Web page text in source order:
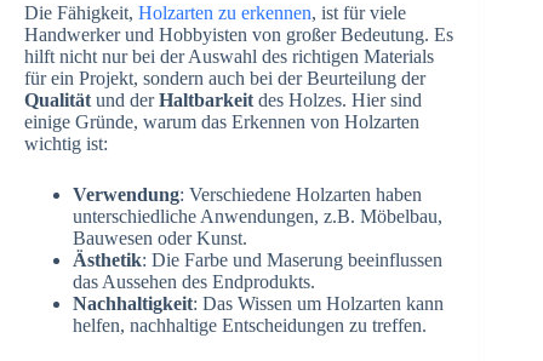
Die Fähigkeit, Holzarten zu erkennen, ist für viele
Handwerker und Hobbyisten von großer Bedeutung. Es
hilft nicht nur bei der Auswahl des richtigen Materials
für ein Projekt, sondern auch bei der Beurteilung der
Qualität und derHaltbarkeit des Holzes. Hier sind
einige Gründe, warum das Erkennen von Holzarten
wichtig ist:
Verwendung: Verschiedene Holzarten haben
unterschiedliche Anwendungen, z.B. Möbelbau,
Bauwesen oder Kunst.
Ästhetik: Die Farbe und Maserung beeinflussen
das Aussehen des Endprodukts.
Nachhaltigkeit: Das Wissen um Holzarten kann
helfen, nachhaltige Entscheidungen zu treffen.